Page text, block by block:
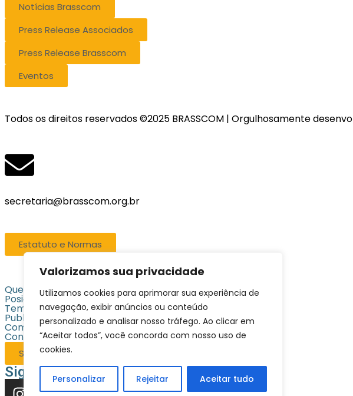
Valorizamos sua privacidade
Utilizamos cookies para aprimorar sua experiência de
navegação, exibir anúncios ou conteúdo
personalizado e analisar nosso tráfego. Ao clicar em
“Aceitar todos”, você concorda com nosso uso de
cookies.
Personalizar Rejeitar Aceitar tudo
Notícias Brasscom
Press Release Associados
Press Release Brasscom
Eventos
Todos os direitos reservados ©2025 BRASSCOM | Orgulhosamente
secretaria@brasscom.org.br
Estatuto e Normas
Quem Somos
Posicionamentos
Temas centrais
Publicações
Comunicação
Contato
Seja associada
Siga-nos